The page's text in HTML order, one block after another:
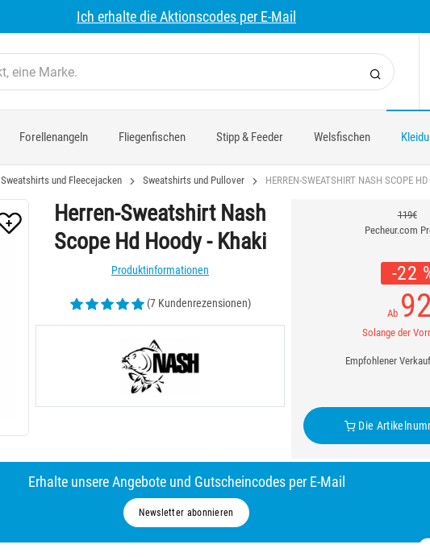
Ich erhalte die Aktionscodes per E-Mail
Forellenangeln Fliegenfischen Stipp & Feeder Welsfischen
Sweatshirts und Fleecejacken Sweatshirts und Pullover HERREN-SWEATSHIRT NASH SCOPE
Herren-Sweatshirt Nash
Scope Hd Hoody - Khaki
Produktinformationen
(7 Kundenrezensionen)
119€
Pecheur.com
-22
Ab
Solange der
Empfohlener
Die
Erhalte unsere Angebote und Gutscheincodes per E-Mail
Newsletter abonnieren